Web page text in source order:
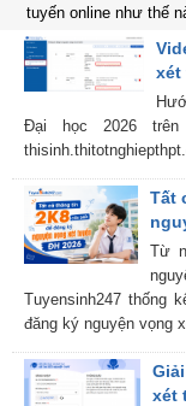
tuyến online như thế
xét
Đại học 2026
Tất
Từ
Tuyensinh247 thống
đăng ký nguyện vọng
xét